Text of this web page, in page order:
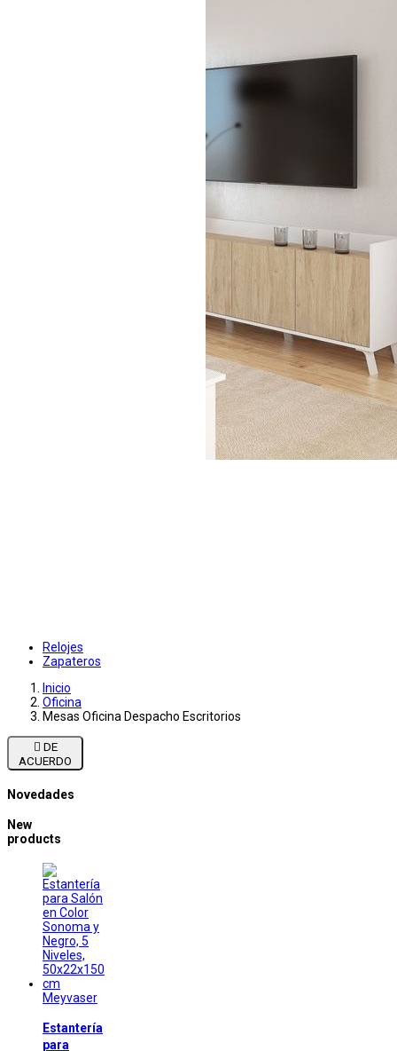
Relojes
Zapateros
Inicio
Oficina
Mesas Oficina Despacho Escritorios

ACUERDO
Novedades
New
products
Meyvaser
Estantería
para